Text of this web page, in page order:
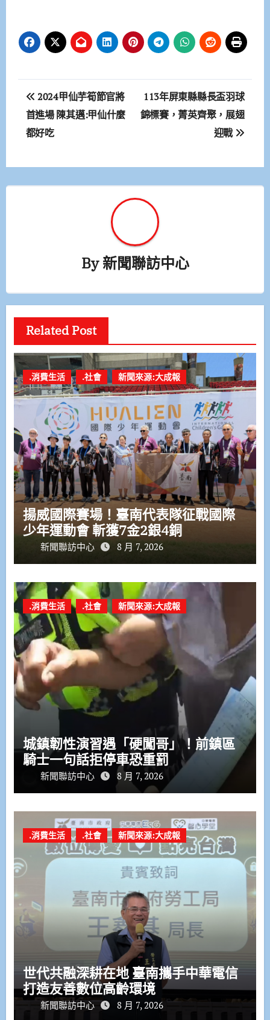
文
章
導
覽
2024甲仙芋筍節官將
首進場 陳其邁:甲仙什麼
都好吃
113年屏東縣縣長盃羽球
錦標賽，菁英齊聚，展翅
迎戰
By新聞聯訪中心
Related Post
.消費生活 .社會 新聞來源:大成報
揚威國際賽場！臺南代表隊征戰國際
少年運動會 斬獲7金2銀4銅
新聞聯訪中心 8 月 7, 2026
.消費生活 .社會 新聞來源:大成報
城鎮韌性演習遇「硬闖哥」！前鎮區
騎士一句話拒停車恐重罰
新聞聯訪中心 8 月 7, 2026
.消費生活 .社會 新聞來源:大成報
世代共融深耕在地 臺南攜手中華電信
打造友善數位高齡環境
新聞聯訪中心 8 月 7, 2026